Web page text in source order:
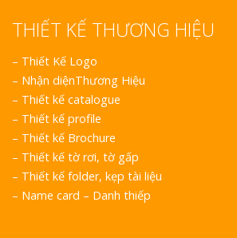
THIẾT KẾ THƯƠNG HIỆU
– Thiết Kế Logo
– Nhận diệnThương Hiệu
– Thiết kế catalogue
– Thiết kế profile
– Thiết kế Brochure
– Thiết kế tờ rơi, tờ gấp
– Thiết kế folder, kẹp tài liệu
– Name card – Danh thiếp